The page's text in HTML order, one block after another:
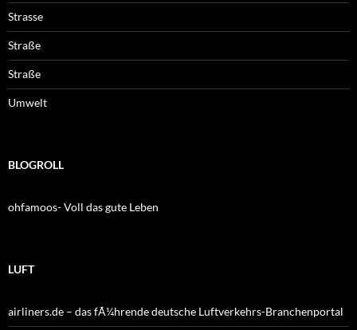
Strasse
Straße
Straße
Umwelt
BLOGROLL
ohfamoos- Voll das gute Leben
LUFT
airliners.de – das fÃ¼hrende deutsche Luftverkehrs-Branchenportal